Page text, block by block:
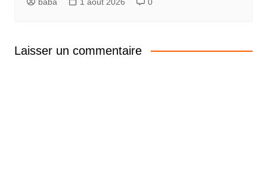
Laisser un commentaire